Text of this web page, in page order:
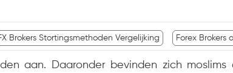
Brokers Stortingsmethoden Vergelijking Forex Brokers
aan. Daaronder bevinden zich moslims